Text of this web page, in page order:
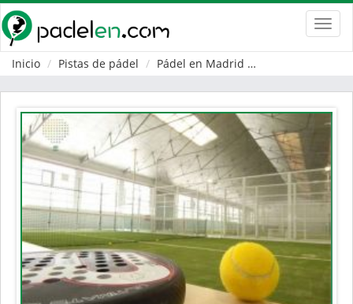
Inicio
Pistas de pádel Pádel en Madrid